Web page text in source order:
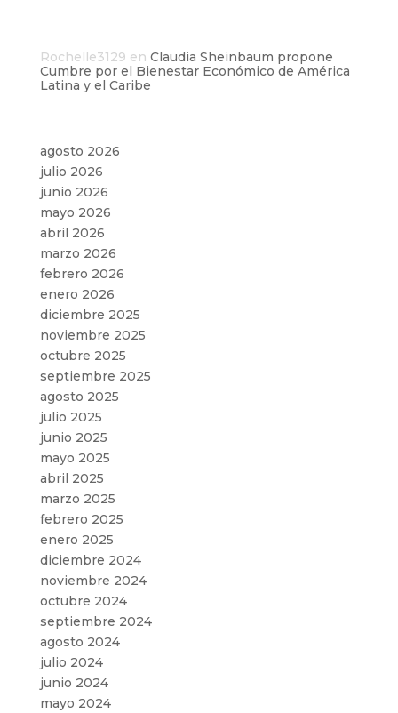
Rochelle3129 en Claudia Sheinbaum propone
Cumbre por el Bienestar Económico de América
Latina y el Caribe
agosto 2026
julio 2026
junio 2026
mayo 2026
abril 2026
marzo 2026
febrero 2026
enero 2026
diciembre 2025
noviembre 2025
octubre 2025
septiembre 2025
agosto 2025
julio 2025
junio 2025
mayo 2025
abril 2025
marzo 2025
febrero 2025
enero 2025
diciembre 2024
noviembre 2024
octubre 2024
septiembre 2024
agosto 2024
julio 2024
junio 2024
mayo 2024